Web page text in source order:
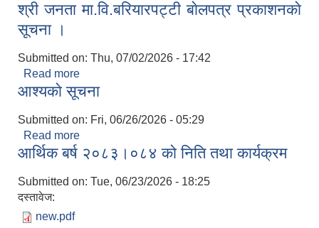
श्री जनता मा.वि.बरियारपट्टी बाेलपत्र प्रकाशनकाे
सूचना ।
Submitted on: Thu, 07/02/2026 - 17:42
Read more
सूचना ।
आश्यकाे सूचना
Submitted on: Fri, 06/26/2026 - 05:29
Read more
आर्थिक बर्ष २०८३।०८४ को निति तथा कार्यक्रम
Submitted on: Tue, 06/23/2026 - 18:25
दस्तावेज:
new.pdf